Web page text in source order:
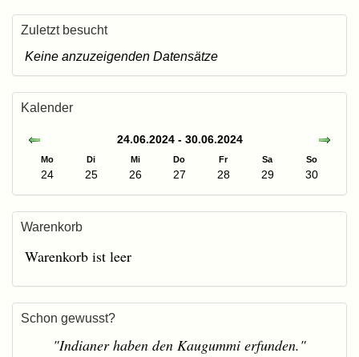
Zuletzt besucht
Keine anzuzeigenden Datensätze
Kalender
24.06.2024 - 30.06.2024
Mo Di Mi Do Fr Sa So
24 25 26 27 28 29 30
Warenkorb
Warenkorb ist leer
Schon gewusst?
"Indianer haben den Kaugummi erfunden."